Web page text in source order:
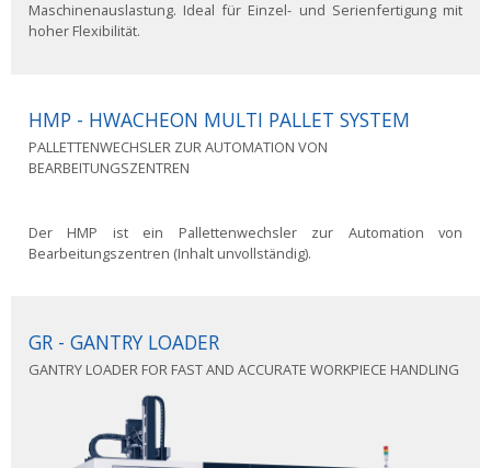
Maschinenauslastung. Ideal für Einzel- und Serienfertigung mit
hoher Flexibilität.
HMP - HWACHEON MULTI PALLET SYSTEM
PALLETTENWECHSLER ZUR AUTOMATION VON
BEARBEITUNGSZENTREN
Der HMP ist ein Pallettenwechsler zur Automation von
Bearbeitungszentren (Inhalt unvollständig).
GR - GANTRY LOADER
GANTRY LOADER FOR FAST AND ACCURATE WORKPIECE HANDLING